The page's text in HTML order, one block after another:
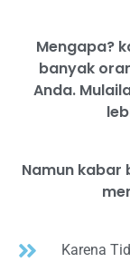
Mengapa?
banyak
Anda.
Namun kabar
Karena